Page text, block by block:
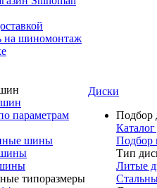
на шиномонтаж
шин
параметрам
шины
типоразмеры
Диски
Подбор
Подбор
Тип
Литые